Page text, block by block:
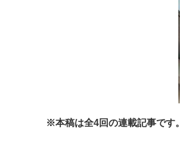
※本稿は全4回の連載記事です。